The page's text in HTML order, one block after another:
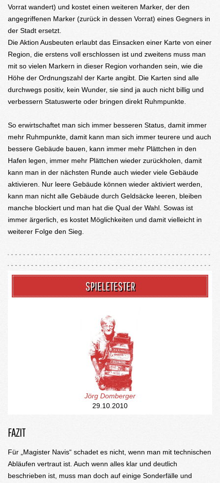
Vorrat wandert) und kostet einen weiteren Marker, der den
angegriffenen Marker (zurück in dessen Vorrat) eines Gegners in
der Stadt ersetzt.
Die Aktion Ausbeuten erlaubt das Einsacken einer Karte von einer
Region, die erstens voll erschlossen ist und zweitens muss man
mit so vielen Markern in dieser Region vorhanden sein, wie die
Höhe der Ordnungszahl der Karte angibt. Die Karten sind alle
durchwegs positiv, kein Wunder, sie sind ja auch nicht billig und
verbessern Statuswerte oder bringen direkt Ruhmpunkte.
So erwirtschaftet man sich immer besseren Status, damit immer
mehr Ruhmpunkte, damit kann man sich immer teurere und auch
bessere Gebäude bauen, kann immer mehr Plättchen in den
Hafen legen, immer mehr Plättchen wieder zurückholen, damit
kann man in der nächsten Runde auch wieder viele Gebäude
aktivieren. Nur leere Gebäude können wieder aktiviert werden,
kann man nicht alle Gebäude durch Geldsäcke leeren, bleiben
manche blockiert und man hat die Qual der Wahl. Sowas ist
immer ärgerlich, es kostet Möglichkeiten und damit vielleicht in
weiterer Folge den Sieg.
SPIELETESTER
Jörg Domberger
29.10.2010
FAZIT
Für „Magister Navis“ schadet es nicht, wenn man mit technischen
Abläufen vertraut ist. Auch wenn alles klar und deutlich
beschrieben ist, muss man doch auf einige Sonderfälle und